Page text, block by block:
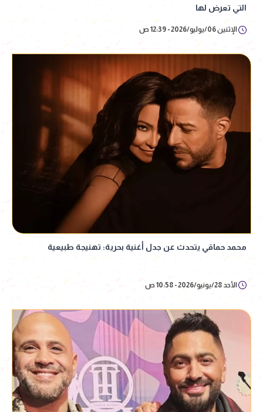
التي تعرض لها
الإثنين 06/يوليو/2026 - 12:39 ص
محمد حماقي يتحدث عن جدل أغنية بحرية: تهنيجة طبيعية
الأحد 28/يونيو/2026 - 10:58 ص